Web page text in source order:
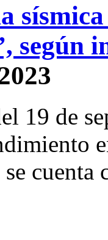
según
19 de
cuenta